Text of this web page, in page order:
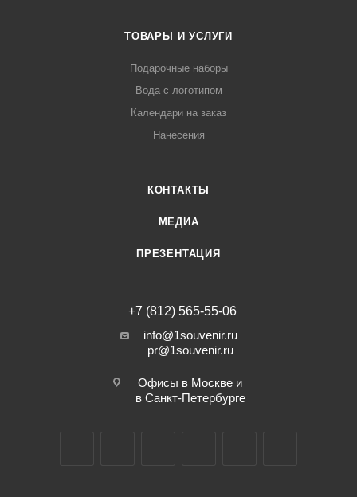
ТОВАРЫ И УСЛУГИ
Подарочные наборы
Вода с логотипом
Календари на заказ
Нанесения
КОНТАКТЫ
МЕДИА
ПРЕЗЕНТАЦИЯ
+7 (812) 565-55-06
info@1souvenir.ru
pr@1souvenir.ru
Офисы в Москве и
в Санкт-Петербурге